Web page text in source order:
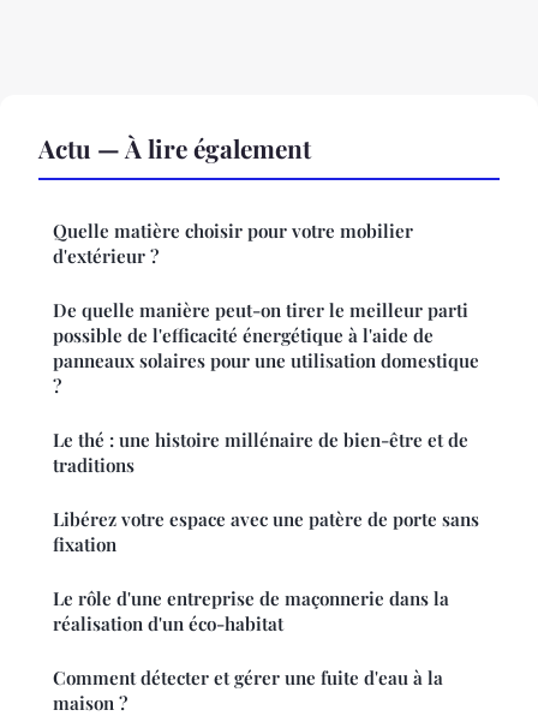
Actu — À lire également
Quelle matière choisir pour votre mobilier
d'extérieur ?
De quelle manière peut-on tirer le meilleur parti
possible de l'efficacité énergétique à l'aide de
panneaux solaires pour une utilisation domestique
?
Le thé : une histoire millénaire de bien-être et de
traditions
Libérez votre espace avec une patère de porte sans
fixation
Le rôle d'une entreprise de maçonnerie dans la
réalisation d'un éco-habitat
Comment détecter et gérer une fuite d'eau à la
maison ?